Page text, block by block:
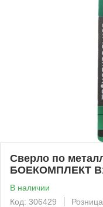
Сверло по
БОЕКОМПЛЕКТ
В наличии
Код: 306429
Розница